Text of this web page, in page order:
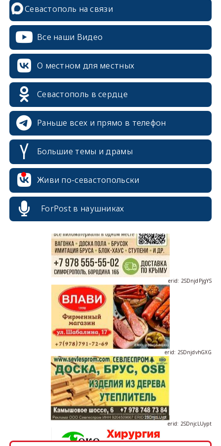
Севастополь на связи
Все наши Видео
О местном для местных
Севастополь в сердце
Раньше всех и прямо в телефон
Большие темы и драмы
Живи по-севастопольски
ForPost в наушниках
erid: 2SDnjdvhGXG